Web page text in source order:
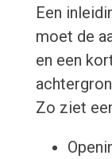
Een
moet de
en een
Zo ziet